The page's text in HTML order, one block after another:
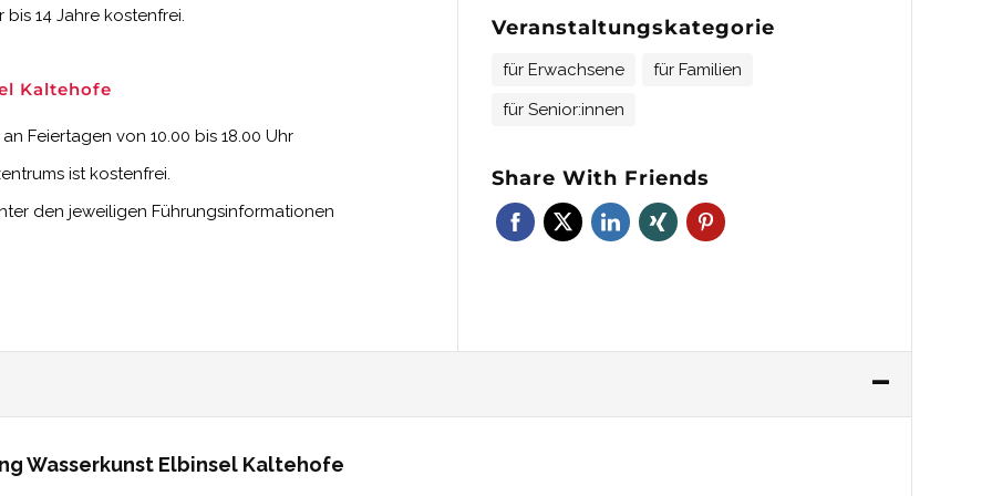
14 Jahre kostenfrei.
Kaltehofe
Feiertagen von 10.00 bis 18.00 Uhr
ist kostenfrei.
den jeweiligen Führungsinformationen
Veranstaltungskategorie
für Erwachsene
für Familien
für Senior:innen
Share With Friends
Wasserkunst Elbinsel Kaltehofe